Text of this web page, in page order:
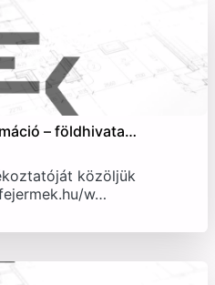
– földhivata…
közöljük
w…